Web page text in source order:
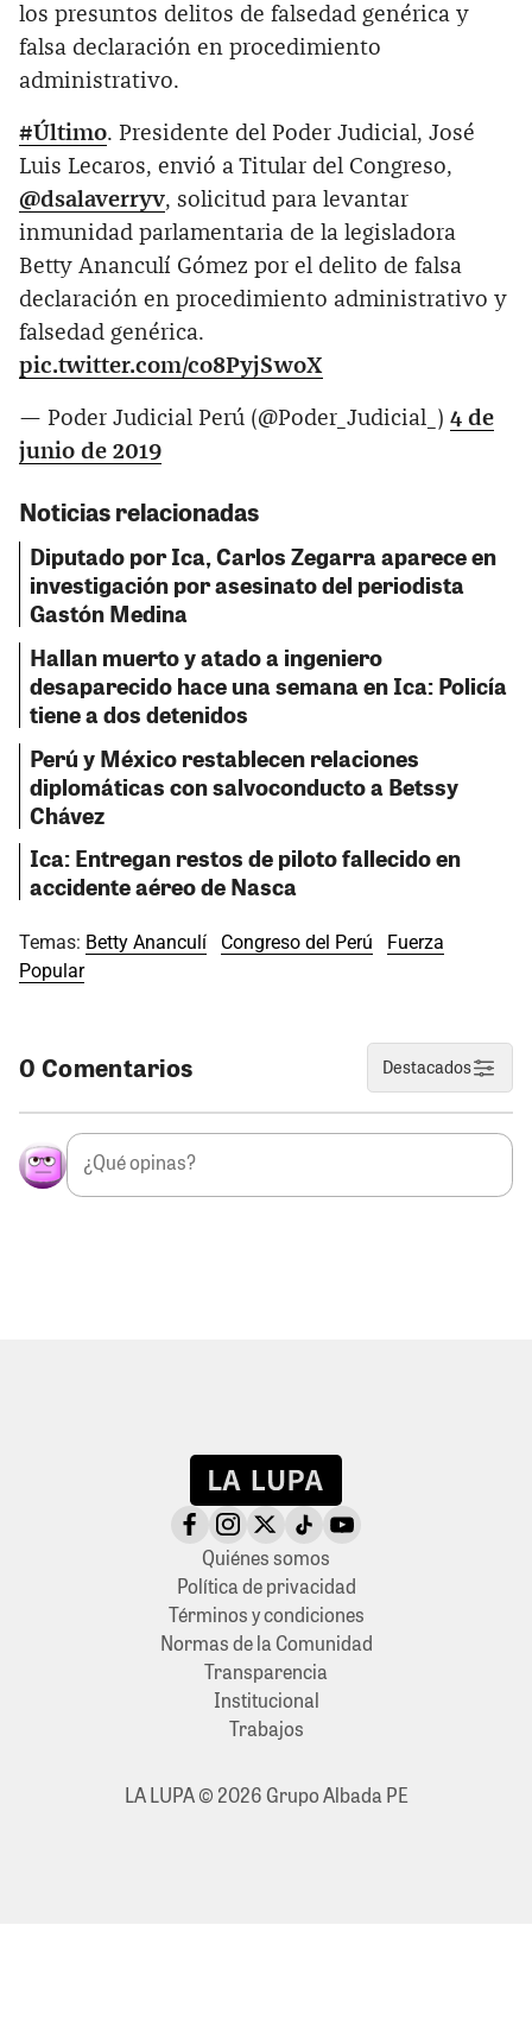
los presuntos delitos de falsedad genérica y
falsa declaración en procedimiento
administrativo.
#Último. Presidente del Poder Judicial, José
Luis Lecaros, envió a Titular del Congreso,
@dsalaverryv, solicitud para levantar
inmunidad parlamentaria de la legisladora
Betty Ananculí Gómez por el delito de falsa
declaración en procedimiento administrativo y
falsedad genérica.
pic.twitter.com/co8PyjSwoX
— Poder Judicial Perú (@Poder_Judicial_) 4 de
junio de 2019
Noticias relacionadas
Diputado por Ica, Carlos Zegarra aparece en
investigación por asesinato del periodista
Gastón Medina
Hallan muerto y atado a ingeniero
desaparecido hace una semana en Ica: Policía
tiene a dos detenidos
Perú y México restablecen relaciones
diplomáticas con salvoconducto a Betssy
Chávez
Ica: Entregan restos de piloto fallecido en
accidente aéreo de Nasca
Temas: Betty Ananculí Congreso del Perú
Fuerza
Popular
0 Comentarios Destacados
Quiénes somos
Política de privacidad
Términos y condiciones
Normas de la Comunidad
Transparencia
Institucional
Trabajos
LA LUPA © 2026 Grupo Albada PE